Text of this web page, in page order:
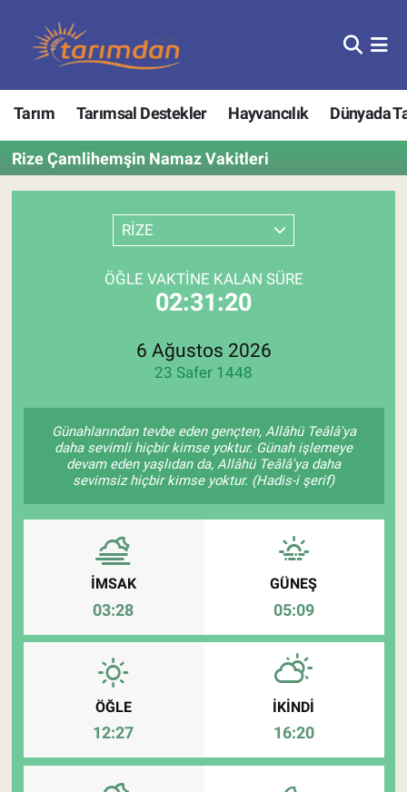
Tarım Tarımsal Destekler Hayvancılık Dünyada
Rize Çamlihemşin Namaz Vakitleri
RİZE
ÖĞLE VAKTINE KALAN SÜRE
02:31:20
6 Ağustos 2026
23 Safer 1448
Günahlarından tevbe eden gençten, Allâhü Teâlâ'ya
daha sevimli hiçbir kimse yoktur. Günah işlemeye
devam eden yaşlıdan da, Allâhü Teâlâ'ya daha
sevimsiz hiçbir kimse yoktur. (Hadis-i şerif)
İMSAK
03:28
GÜNEŞ
05:09
ÖĞLE
12:27
İKINDI
16:20
Tarım
Hayvancılık
Gıda
Tarım Bakanlığı
Pankobirlik
Et fiyatları
Tarım Bilgisi
Yetiştirici Soruyor
Üretici Birlikleri
Şeker ve Şekerli Mamüller
Tahıllar ve Baklagiller
Nöbetçi Eczaneler
Hava Durumu
Trafik Durumu
Son Dakika Haberleri